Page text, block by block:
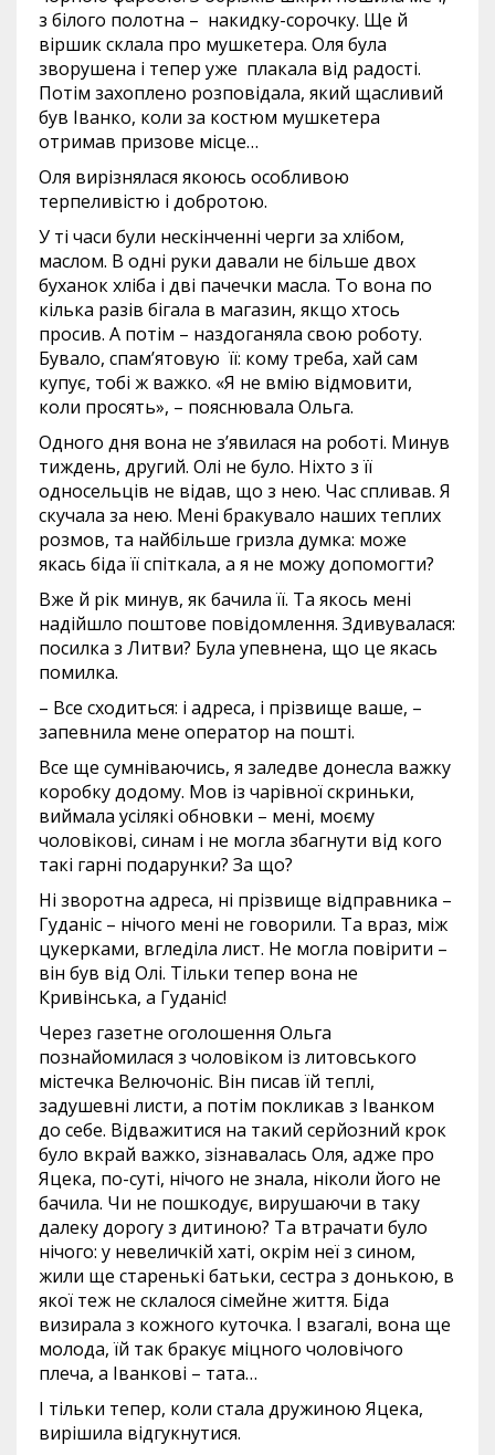
з білого полотна – накидку-сорочку. Ще й
віршик склала про мушкетера. Оля була
зворушена і тепер уже плакала від радості.
Потім захоплено розповідала, який щасливий
був Іванко, коли за костюм мушкетера
отримав призове місце…
Оля вирізнялася якоюсь особливою
терпеливістю і добротою.
У ті часи були нескінченні черги за хлібом,
маслом. В одні руки давали не більше двох
буханок хліба і дві пачечки масла. То вона по
кілька разів бігала в магазин, якщо хтось
просив. А потім – наздоганяла свою роботу.
Бувало, спам’ятовую її: кому треба, хай сам
купує, тобі ж важко. «Я не вмію відмовити,
коли просять», – пояснювала Ольга.
Одного дня вона не з’явилася на роботі. Минув
тиждень, другий. Олі не було. Ніхто з її
односельців не відав, що з нею. Час спливав. Я
скучала за нею. Мені бракувало наших теплих
розмов, та найбільше гризла думка: може
якась біда її спіткала, а я не можу допомогти?
Вже й рік минув, як бачила її. Та якось мені
надійшло поштове повідомлення. Здивувалася:
посилка з Литви? Була упевнена, що це якась
помилка.
– Все сходиться: і адреса, і прізвище ваше, –
запевнила мене оператор на пошті.
Все ще сумніваючись, я заледве донесла важку
коробку додому. Мов із чарівної скриньки,
виймала усілякі обновки – мені, моєму
чоловікові, синам і не могла збагнути від кого
такі гарні подарунки? За що?
Ні зворотна адреса, ні прізвище відправника –
Гуданіс – нічого мені не говорили. Та враз, між
цукерками, вгледіла лист. Не могла повірити –
він був від Олі. Тільки тепер вона не
Кривінська, а Гуданіс!
Через газетне оголошення Ольга
познайомилася з чоловіком із литовського
містечка Велючоніс. Він писав їй теплі,
задушевні листи, а потім покликав з Іванком
до себе. Відважитися на такий серйозний крок
було вкрай важко, зізнавалась Оля, адже про
Яцека, по-суті, нічого не знала, ніколи його не
бачила. Чи не пошкодує, вирушаючи в таку
далеку дорогу з дитиною? Та втрачати було
нічого: у невеличкій хаті, окрім неї з сином,
жили ще старенькі батьки, сестра з донькою, в
якої теж не склалося сімейне життя. Біда
визирала з кожного куточка. І взагалі, вона ще
молода, їй так бракує міцного чоловічого
плеча, а Іванкові – тата…
І тільки тепер, коли стала дружиною Яцека,
вирішила відгукнутися.